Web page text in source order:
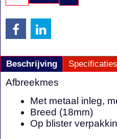
Beschrijving Specificaties
Afbreekmes
Met metaal inleg,
Breed (18mm)
Op blister